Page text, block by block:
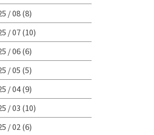
/ 08(8)
/ 07(10)
/ 06(6)
/ 05 (5)
/ 04(9)
/ 03 (10)
/ 02 (6)